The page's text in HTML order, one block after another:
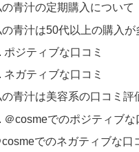
青汁の定期購入について
青汁は50代以上の購入が
ポジティブな口コミ
ネガティブな口コミ
青汁は美容系の口コミ評
＠cosmeでのポジティブな
cosmeでのネガティブな口